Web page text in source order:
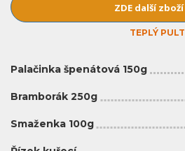
ZDE další zboží
TEPLÝ PULT
Palačinka špenátová 150g
Bramborák 250g
Smaženka 100g